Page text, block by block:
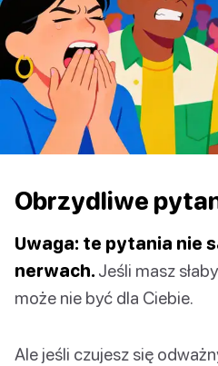
Obrzydliwe
Uwaga: te pytania nie
nerwach. Jeśli masz
może nie być dla Ciebie.
Ale jeśli czujesz się